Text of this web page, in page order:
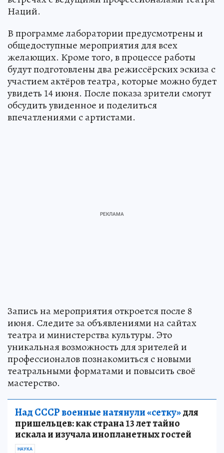
Наций.
В программе лаборатории предусмотрены и
общедоступные мероприятия для всех
желающих. Кроме того, в процессе работы
будут подготовлены два режиссёрских эскиза с
участием актёров театра, которые можно будет
увидеть 14 июня. После показа зрители смогут
обсудить увиденное и поделиться
впечатлениями с артистами.
Запись на мероприятия откроется после 8
июня. Следите за объявлениями на сайтах
театра и министерства культуры. Это
уникальная возможность для зрителей и
профессионалов познакомиться с новыми
театральными форматами и повысить своё
мастерство.
Над СССР военные натянули «сетку»для
пришельцев: как страна 13 лет тайно
искала и изучала инопланетных гостей
НАУКА